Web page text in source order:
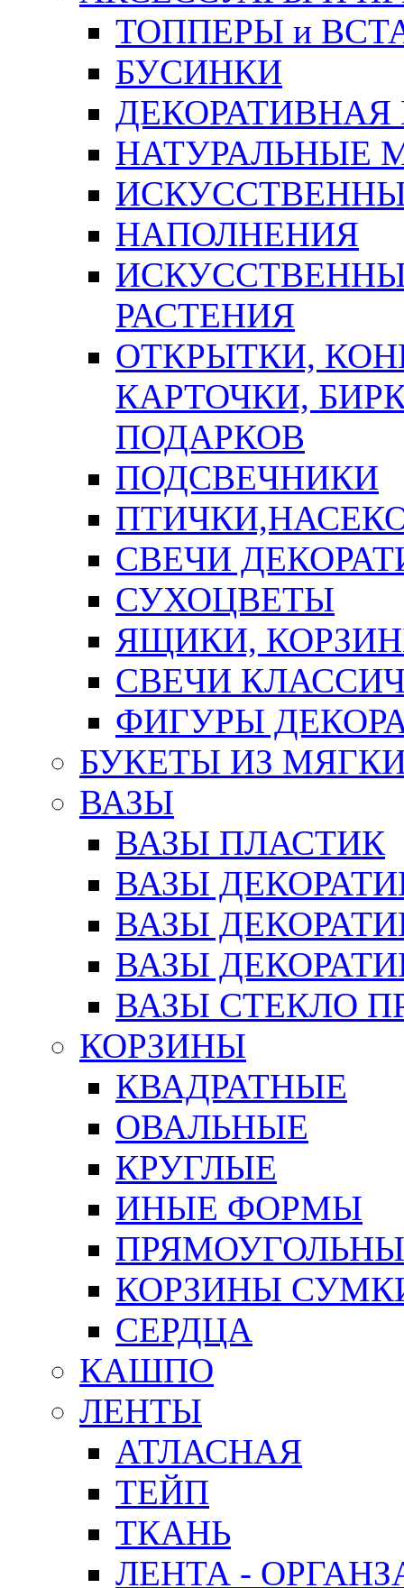
ТОППЕРЫ и
БУСИНКИ
ДЕКОРАТИВНАЯ
НАТУРАЛЬНЫЕ
НАПОЛНЕНИЯ
РАСТЕНИЯ
ОТКРЫТКИ,
КАРТОЧКИ,
ПОДАРКОВ
ПОДСВЕЧНИКИ
СВЕЧИ
СУХОЦВЕТЫ
ЯЩИКИ,
СВЕЧИ
ФИГУРЫ
БУКЕТЫ ИЗ
ВАЗЫ
ВАЗЫ ПЛАСТИК
ВАЗЫ
ВАЗЫ
ВАЗЫ
ВАЗЫ СТЕКЛО
КОРЗИНЫ
КВАДРАТНЫЕ
ОВАЛЬНЫЕ
КРУГЛЫЕ
ИНЫЕ ФОРМЫ
КОРЗИНЫ
СЕРДЦА
КАШПО
ЛЕНТЫ
АТЛАСНАЯ
ТЕЙП
ТКАНЬ
ЛЕНТА -